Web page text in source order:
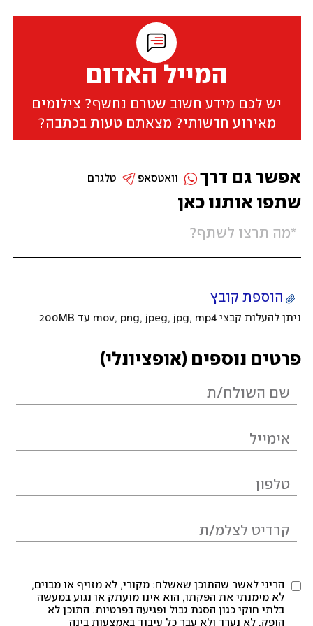
המייל האדום
יש לכם מידע חשוב שטרם נחשף? צילומים
מאירוע חדשותי? מצאתם טעות בכתבה?
שתפו אותנו כאן
הוספת קובץ
ניתן להעלות קבצי mov, png, jpeg, jpg, mp4 עד 200MB
פרטים נוספים (אופציונלי)
הריני לאשר שהתוכן שאשלח: מקורי, לא מזויף או מבוים,
לא מימנתי את הפקתו, הוא אינו מועתק או נגוע במעשה
בלתי חוקי כגון הסגת גבול ופגיעה בפרטיות. התוכן לא
הופק, לא נערך ולא עבר כל עיבוד באמצעות בינה
אפשר גם דרך טלגרם וואטסאפ